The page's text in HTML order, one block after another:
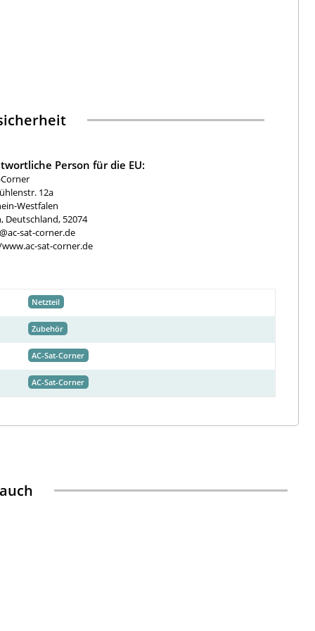
Person für die EU:
12a
Westfalen
Deutschland, 52074
sat-corner.de
sat-corner.de
Netzteil
Zubehör
AC-Sat-Corner
AC-Sat-Corner